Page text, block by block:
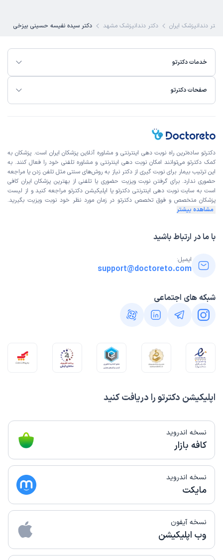
دکتر دندانپزشک ایران دکتر دندانپزشک مشهد دکتر سیده نفیسه حسینی بیزخی
خدمات دکترتو
صفحات دکترتو
اپلیکیشن دکترتو را دریافت کنید
نسخه اندروید
کافه بازار
نسخه اندروید
مایکت
نسخه آیفون
وب اپلیکیشن
دکترتو ساده‌ترین راه نوبت‌ دهی اینترنتی و مشاوره آنلاین پزشکان ایران است. پزشکان به
کمک دکترتو می‌توانند امکان نوبت دهی اینترنتی و مشاوره تلفنی خود را فعال کنند. به
این ترتیب بیمار برای نوبت گیری از دکتر نیاز به روش‌های سنتی مثل تلفن زدن یا مراجعه
حضوری ندارد. برای گرفتن نوبت ویزیت حضوری یا تلفنی از بهترین پزشکان ایران کافی
است به سایت نوبت دهی اینترنتی دکترتو یا اپلیکیشن دکترتو مراجعه کنید و از لیست
پزشکان متخصص و فوق تخصص دکترتو در زمان مورد نظر خود نوبت ویزیت بگیرید.
مشاهده بیشتر
با ما در ارتباط باشید
ایمیل:
support@doctoreto.com
شبکه های اجتماعی